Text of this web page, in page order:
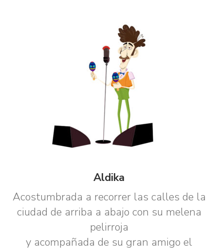
Aldika
Acostumbrada a recorrer las calles de la
ciudad de arriba a abajo con su melena
pelirroja
y acompañada de su gran amigo el